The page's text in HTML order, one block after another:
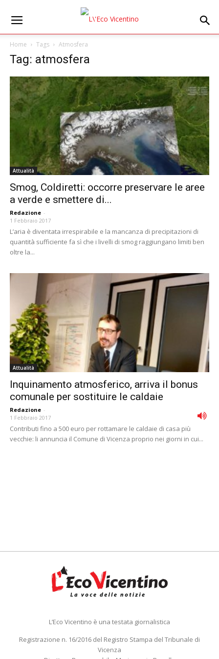
Home Tags Atmosfera
Tag: atmosfera
Attualità
Smog, Coldiretti: occorre preservare le aree
a verde e smettere di...
Redazione -
1 Febbraio 2017
L’aria è diventata irrespirabile e la mancanza di precipitazioni di
quantità sufficiente fa sì che i livelli di smog raggiungano limiti ben
oltre la...
Attualità
Inquinamento atmosferico, arriva il bonus
comunale per sostituire le caldaie
Redazione -
1 Febbraio 2017
Contributi fino a 500 euro per rottamare le caldaie di casa più
vecchie: li annuncia il Comune di Vicenza proprio nei giorni in cui...
L’Eco Vicentino è una testata giornalistica
Registrazione n. 16/2016 del Registro Stampa del Tribunale di
Vicenza